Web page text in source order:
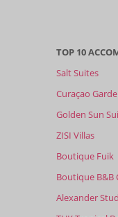
TOP 10
Salt Suites
Curaçao
Golden Sun
ZISI Villas
Boutique Fuik
Boutique B&B
Alexander